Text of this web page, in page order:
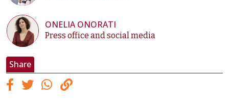
ONELIA ONORATI
Press office and social media
Share